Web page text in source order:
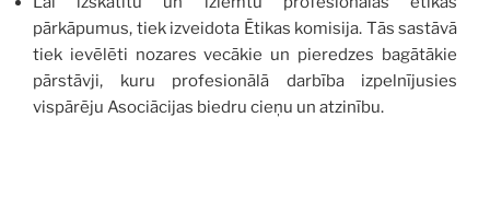
pārkāpumus, tiek izveidota Ētikas komisija. Tās sastāvā
tiek ievēlēti nozares vecākie un pieredzes bagātākie
pārstāvji, kuru profesionālā darbība izpelnījusies
vispārēju Asociācijas biedru cieņu un atzinību.